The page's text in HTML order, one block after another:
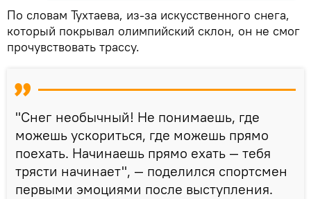
По словам Тухтаева, из-за искусственного снега,
который покрывал олимпийский склон, он не смог
прочувствовать трассу.
"Снег необычный! Не понимаешь, где
можешь ускориться, где можешь прямо
поехать. Начинаешь прямо ехать — тебя
трясти начинает", — поделился спортсмен
первыми эмоциями после выступления.